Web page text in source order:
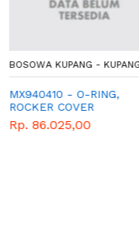
BOSOWA KUPANG - KUPANG
MX940410 - O-RING,
ROCKER COVER
Rp. 86.025,00